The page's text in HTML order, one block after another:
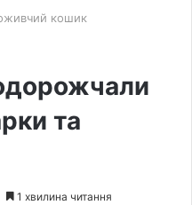
кошик
та
1 хвилина читання